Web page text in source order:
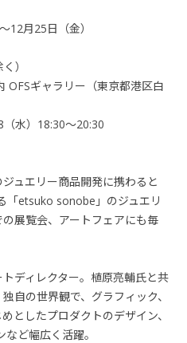
12月25日（金）
）
OFSギャラリー（東京都港区白
水）18:30～20:30
ュエリー商品開発に携わると
「etsuko sonobe」のジュエリ
展覧会、アートフェアにも毎
ディレクター。植原亮輔氏と共
自の世界観で、グラフィック、
としたプロダクトのデザイン、
など幅広く活躍。